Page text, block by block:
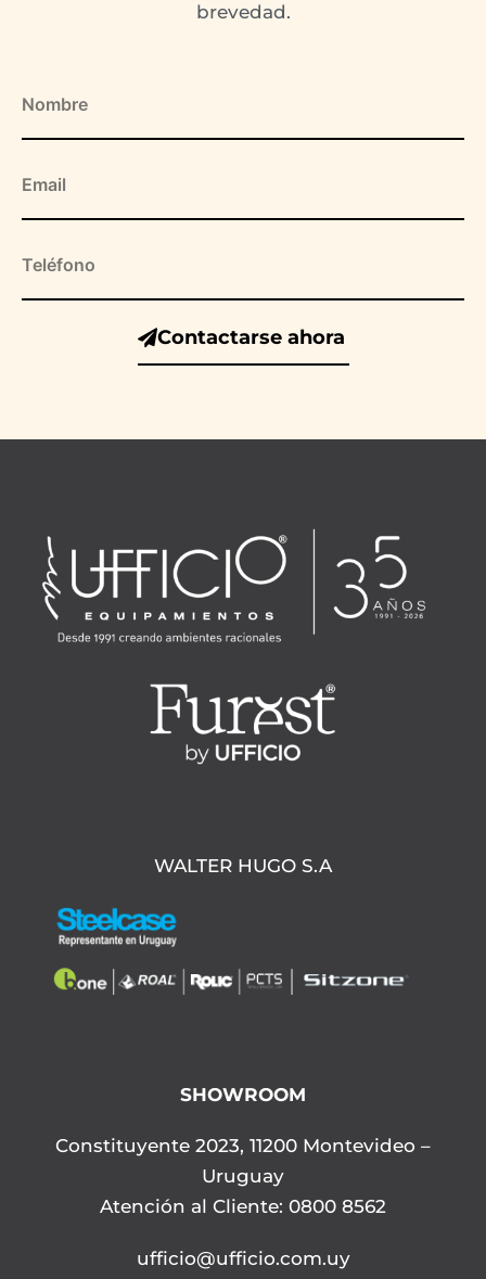
brevedad.
Contactarse ahora
WALTER HUGO S.A
SHOWROOM
Constituyente 2023, 11200 Montevideo –
Uruguay
Atención al Cliente: 0800 8562
ufficio@ufficio.com.uy